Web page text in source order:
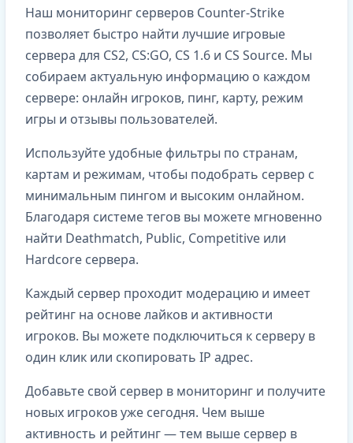
Наш мониторинг серверов Counter-Strike
позволяет быстро найти лучшие игровые
сервера для CS2, CS:GO, CS 1.6 и CS Source. Мы
собираем актуальную информацию о каждом
сервере: онлайн игроков, пинг, карту, режим
игры и отзывы пользователей.
Используйте удобные фильтры по странам,
картам и режимам, чтобы подобрать сервер с
минимальным пингом и высоким онлайном.
Благодаря системе тегов вы можете мгновенно
найти Deathmatch, Public, Competitive или
Hardcore сервера.
Каждый сервер проходит модерацию и имеет
рейтинг на основе лайков и активности
игроков. Вы можете подключиться к серверу в
один клик или скопировать IP адрес.
Добавьте свой сервер в мониторинг и получите
новых игроков уже сегодня. Чем выше
активность и рейтинг — тем выше сервер в